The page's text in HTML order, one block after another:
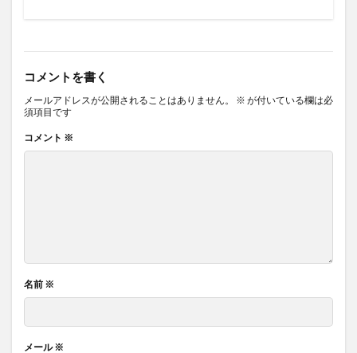
コメントを書く
メールアドレスが公開されることはありません。 ※ が付いている欄は必
須項目です
コメント ※
名前 ※
メール※